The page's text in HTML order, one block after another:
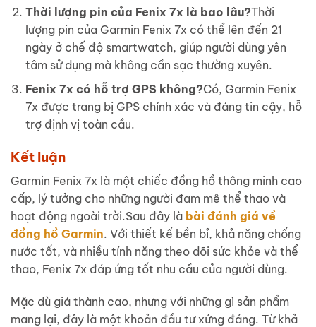
Thời lượng pin của Fenix 7x là bao lâu?Thời
lượng pin của Garmin Fenix 7x có thể lên đến 21
ngày ở chế độ smartwatch, giúp người dùng yên
tâm sử dụng mà không cần sạc thường xuyên.
Fenix 7x có hỗ trợ GPS không?Có, Garmin Fenix
7x được trang bị GPS chính xác và đáng tin cậy, hỗ
trợ định vị toàn cầu.
Kết luận
Garmin Fenix 7x là một chiếc đồng hồ thông minh cao
cấp, lý tưởng cho những người đam mê thể thao và
hoạt động ngoài trời.Sau đây là bài đánh giá về
đồng hồ Garmin. Với thiết kế bền bỉ, khả năng chống
nước tốt, và nhiều tính năng theo dõi sức khỏe và thể
thao, Fenix 7x đáp ứng tốt nhu cầu của người dùng.
Mặc dù giá thành cao, nhưng với những gì sản phẩm
mang lại, đây là một khoản đầu tư xứng đáng. Từ khả